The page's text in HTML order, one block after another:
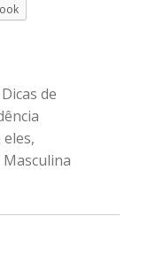
Dicas de
,